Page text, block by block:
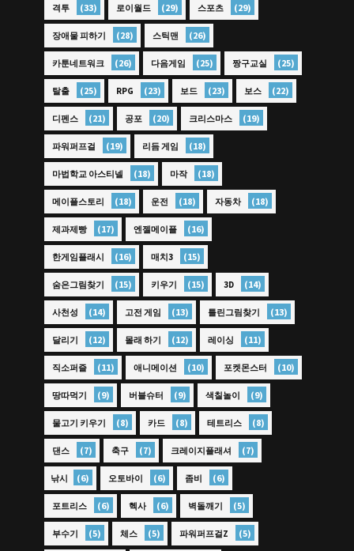
격투 (33) 로이월드 (29) 스포츠 (29)
장애물 피하기 (28) 스틱맨 (26)
카툰네트워크 (26) 다음게임 (25) 짱구교실 (25)
탈출 (25) RPG (23) 보드 (23) 보스 (22)
디펜스 (21) 공포 (20) 크리스마스 (19)
파워퍼프걸 (19) 리듬 게임 (18)
마법학교 아스티넬 (18) 마작 (18)
메이플스토리 (18) 운전 (18) 자동차 (18)
제과제빵 (17) 엔젤메이플 (16)
한게임플래시 (16) 매치3 (15)
숨은그림찾기 (15) 키우기 (15) 3D (14)
사천성 (14) 고전 게임 (13) 틀린그림찾기 (13)
달리기 (12) 몰래 하기 (12) 레이싱 (11)
직소퍼즐 (11) 애니메이션 (10) 포켓몬스터 (10)
땅따먹기 (9) 버블슈터 (9) 색칠놀이 (9)
물고기 키우기 (8) 카드 (8) 테트리스 (8)
댄스 (7) 축구 (7) 크레이지플래셔 (7)
낚시 (6) 오토바이 (6) 좀비 (6)
포트리스 (6) 헥사 (6) 벽돌깨기 (5)
부수기 (5) 체스 (5) 파워퍼프걸Z (5)